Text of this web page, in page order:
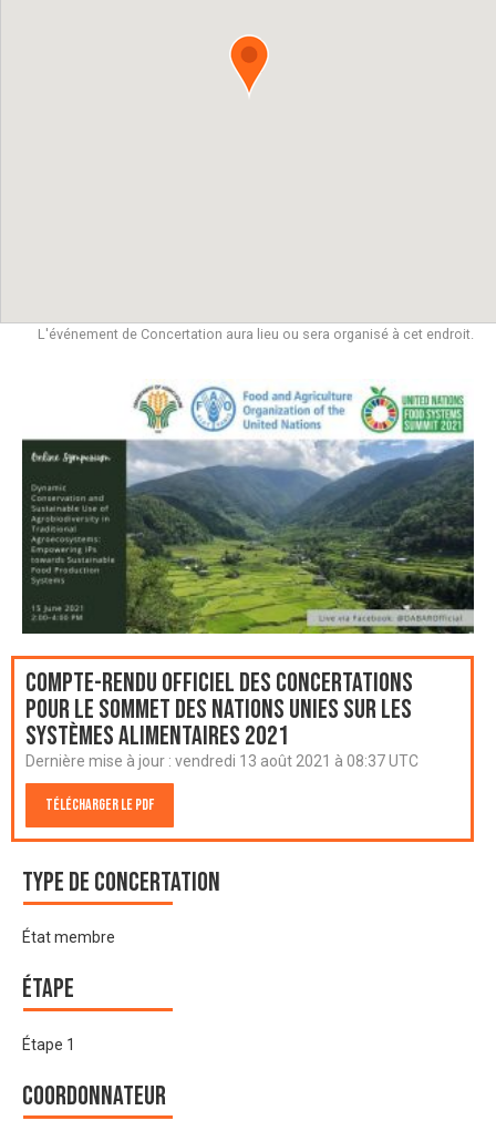
L'événement de Concertation aura lieu ou sera organisé à cet endroit.
Compte-rendu officiel des Concertations
pour le Sommet des Nations Unies sur les
systèmes alimentaires 2021
Dernière mise à jour : vendredi 13 août 2021 à 08:37 UTC
Télécharger le PDF
Type de Concertation
État membre
Étape
Étape 1
Coordonnateur